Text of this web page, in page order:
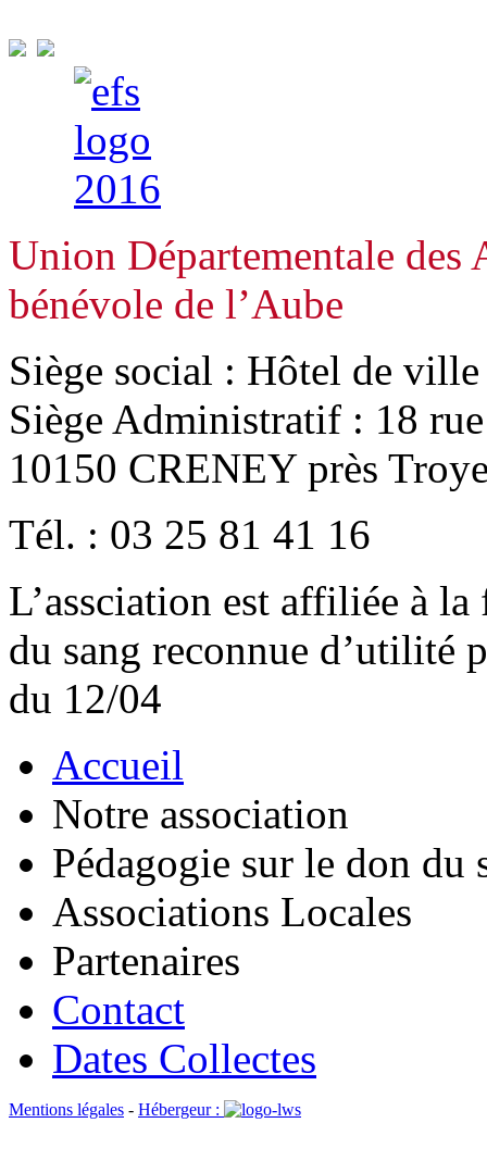
Union Départementale des
bénévole de l’Aube
Siège social : Hôtel de
Siège Administratif : 18 rue
10150 CRENEY près
Tél. : 03 25 81 41 16
L’assciation est affiliée à
du sang reconnue d’utilité
du 12/04
Accueil
Notre association
Pédagogie sur le don du
Associations Locales
Partenaires
Contact
Dates Collectes
Mentions légales - Hébergeur :